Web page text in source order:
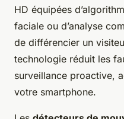
HD équipées
faciale ou d’analyse
de différencier un
technologie réduit les
surveillance proactive,
votre smartphone.